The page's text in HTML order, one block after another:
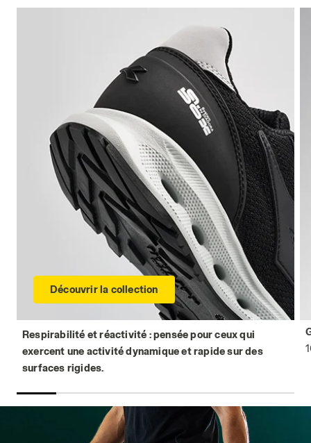
Découvrir la collection
Respirabilité et réactivité : pensée pour ceux qui
exercent une activité dynamique et rapide sur des
surfaces rigides.